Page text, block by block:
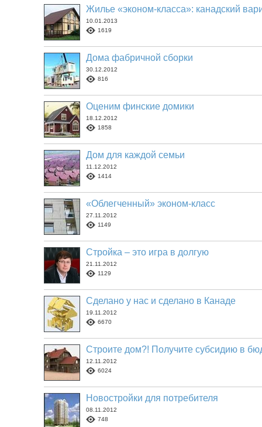
Жилье «эконом-класса»: канадский
10.01.2013
1619
Дома фабричной сборки
30.12.2012
816
Оценим финские домики
18.12.2012
1858
Дом для каждой семьи
11.12.2012
1414
«Облегченный» эконом-класс
27.11.2012
1149
Стройка – это игра в долгую
21.11.2012
1129
Сделано у нас и сделано в Канаде
19.11.2012
6670
Строите дом?! Получите субсидию в
12.11.2012
6024
Новостройки для потребителя
08.11.2012
748